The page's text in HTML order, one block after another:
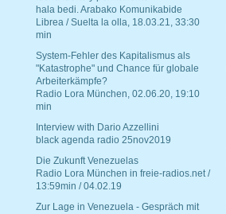
hala bedi. Arabako Komunikabide
Librea / Suelta la olla, 18.03.21, 33:30
min
System-Fehler des Kapitalismus als
"Katastrophe" und Chance für globale
Arbeiterkämpfe?
Radio Lora München, 02.06.20, 19:10
min
Interview with Dario Azzellini
black agenda radio 25nov2019
Die Zukunft Venezuelas
Radio Lora München in freie-radios.net /
13:59min / 04.02.19
Zur Lage in Venezuela - Gespräch mit